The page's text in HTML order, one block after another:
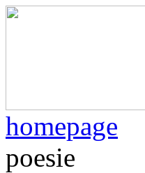
homepage
poesie